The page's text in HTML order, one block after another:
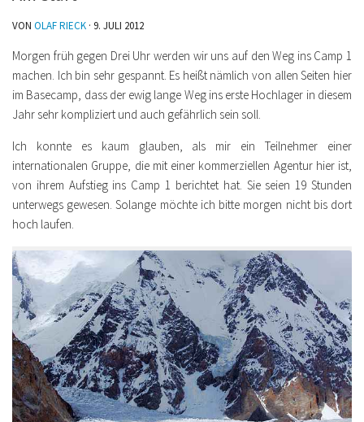
VON OLAF RIECK · 9. JULI 2012
Morgen früh gegen Drei Uhr werden wir uns auf den Weg ins Camp 1
machen. Ich bin sehr gespannt. Es heißt nämlich von allen Seiten hier
im Basecamp, dass der ewig lange Weg ins erste Hochlager in diesem
Jahr sehr kompliziert und auch gefährlich sein soll.
Ich konnte es kaum glauben, als mir ein Teilnehmer einer
internationalen Gruppe, die mit einer kommerziellen Agentur hier ist,
von ihrem Aufstieg ins Camp 1 berichtet hat. Sie seien 19 Stunden
unterwegs gewesen. Solange möchte ich bitte morgen nicht bis dort
hoch laufen.